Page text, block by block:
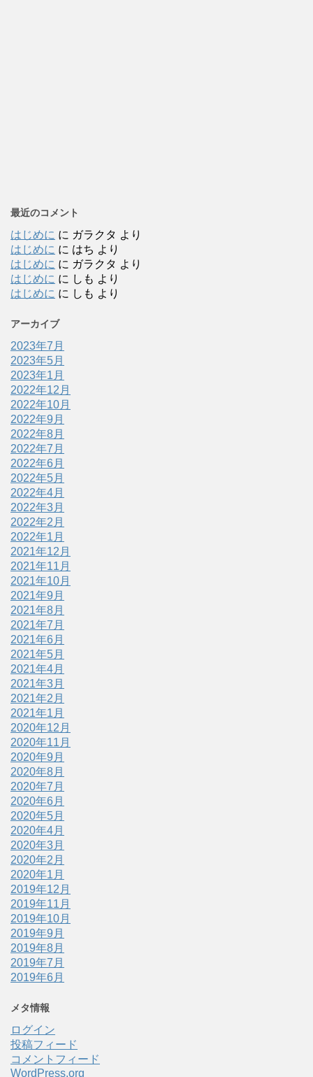
最近のコメント
はじめに に ガラクタ より
はじめに に はち より
はじめに に ガラクタ より
はじめに に しも より
はじめに に しも より
アーカイブ
2023年7月
2023年5月
2023年1月
2022年12月
2022年10月
2022年9月
2022年8月
2022年7月
2022年6月
2022年5月
2022年4月
2022年3月
2022年2月
2022年1月
2021年12月
2021年11月
2021年10月
2021年9月
2021年8月
2021年7月
2021年6月
2021年5月
2021年4月
2021年3月
2021年2月
2021年1月
2020年12月
2020年11月
2020年9月
2020年8月
2020年7月
2020年6月
2020年5月
2020年4月
2020年3月
2020年2月
2020年1月
2019年12月
2019年11月
2019年10月
2019年9月
2019年8月
2019年7月
2019年6月
メタ情報
ログイン
投稿フィード
コメントフィード
WordPress.org